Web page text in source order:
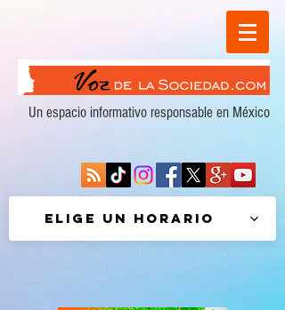
Un espacio informativo responsable en México
Elige un horario